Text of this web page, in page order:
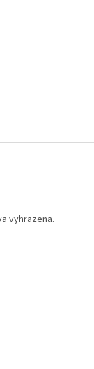
vyhrazena.